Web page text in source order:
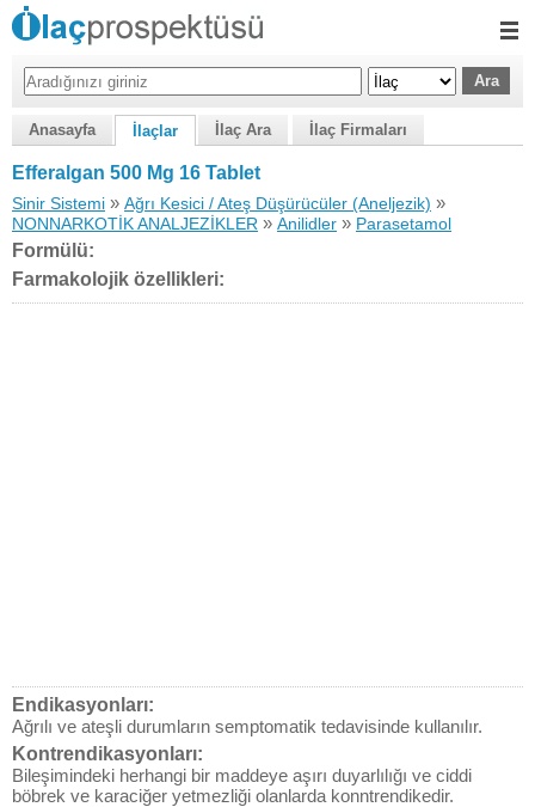
Anasayfa İlaçlar İlaç Ara İlaç Firmaları
Efferalgan 500 Mg 16 Tablet
Sinir Sistemi » Ağrı Kesici / Ateş Düşürücüler (Aneljezik) »
NONNARKOTİK ANALJEZİKLER » Anilidler » Parasetamol
Formülü:
Farmakolojik özellikleri:
Endikasyonları:
Ağrılı ve ateşli durumların semptomatik tedavisinde kullanılır.
Kontrendikasyonları:
Bileşimindeki herhangi bir maddeye aşırı duyarlılığı ve ciddi
böbrek ve karaciğer yetmezliği olanlarda konntrendikedir.